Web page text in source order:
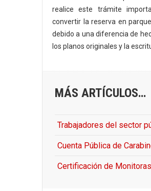
realice este trámite
convertir la reserva en
debido a una diferencia de
los planos originales y la
MÁS ARTÍCULOS…
Trabajadores del sector
Cuenta Pública de
Certificación de